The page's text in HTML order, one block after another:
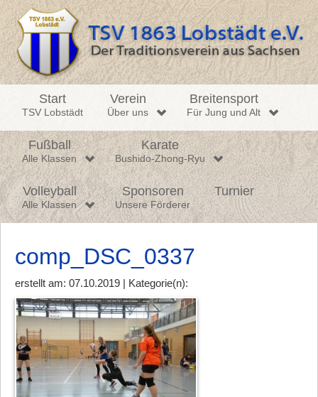
Start
TSV Lobstädt
Verein
Über uns
Breitensport
Für Jung und Alt
Fußball
Alle Klassen
Karate
Bushido-Zhong-Ryu
Volleyball
Alle Klassen
Sponsoren
Unsere Förderer
Turnier
comp_DSC_0337
erstellt am: 07.10.2019 | Kategorie(n):